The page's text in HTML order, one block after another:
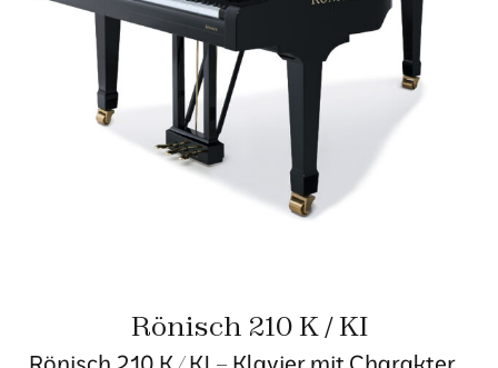
Rönisch 210 K / KI